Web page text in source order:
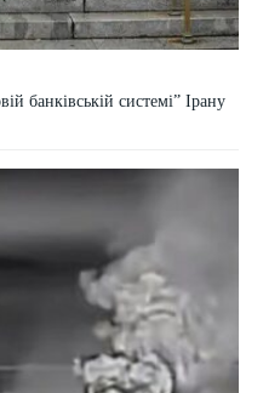
банківській системі” Ірану